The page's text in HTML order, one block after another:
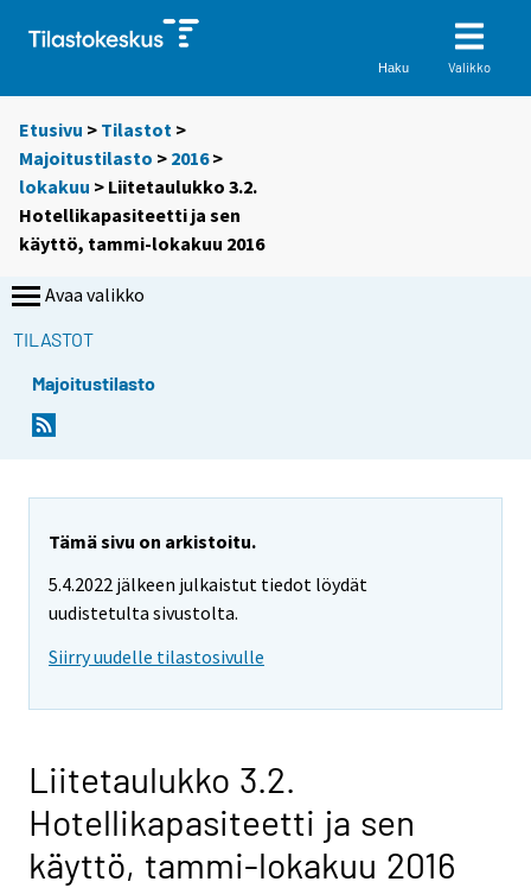
Haku Valikko
Etusivu > Tilastot >
Majoitustilasto > 2016>
lokakuu > Liitetaulukko 3.2.
Hotellikapasiteetti ja sen
käyttö, tammi-lokakuu 2016
Avaa valikko
TILASTOT
Majoitustilasto
Tämä sivu on arkistoitu.
5.4.2022 jälkeen julkaistut tiedot löydät
uudistetulta sivustolta.
Siirry uudelle tilastosivulle
Liitetaulukko 3.2.
Hotellikapasiteetti ja sen
käyttö, tammi-lokakuu 2016